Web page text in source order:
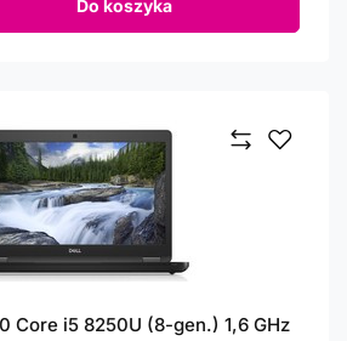
Do koszyka
Core i5 8250U (8-gen.) 1,6 GHz